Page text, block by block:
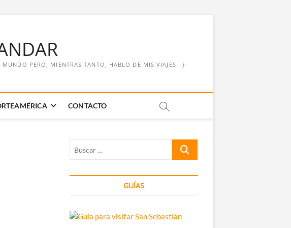
PERO, MIENTRAS TANTO, HABLO DE MIS VIAJES. :)-
CONTACTO
Buscar
GUÍAS